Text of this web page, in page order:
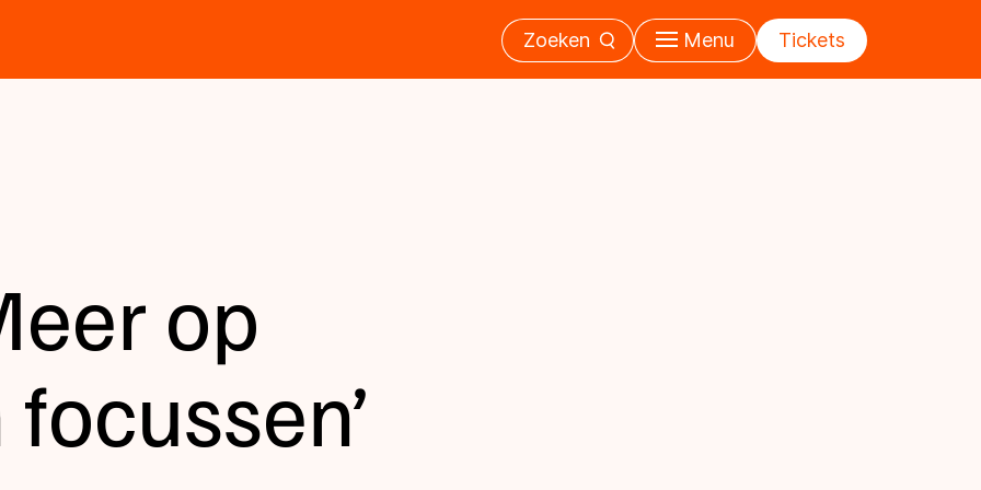
Zoeken Menu Tickets
op